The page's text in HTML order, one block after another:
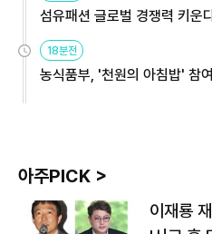
섬유패션 글로벌 경쟁력 키
원
18분전
농식품부, '천원의 아침밥' 참
아주PICK >
이재룡